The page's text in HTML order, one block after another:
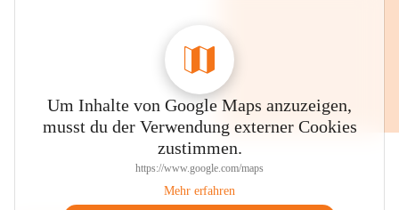
Um Inhalte von Google Maps anzuzeigen,
musst du der Verwendung externer Cookies
zustimmen.
https://www.google.com/maps
Mehr erfahren